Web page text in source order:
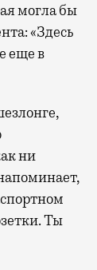
могла бы
«Здесь
еще в
ни
Ты